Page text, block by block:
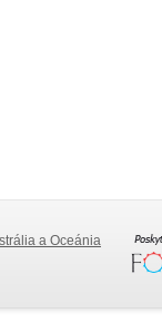
a Oceánia